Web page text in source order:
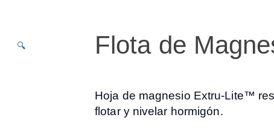
🔍 Flota de
Hoja de magnesio Extru-Lite™
flotar y nivelar hormigón.